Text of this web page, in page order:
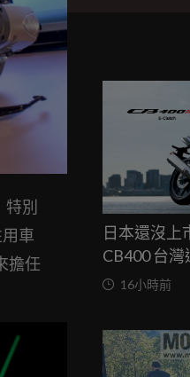
別
車
擔任
日本還沒上
CB400 台灣
限制16小時前